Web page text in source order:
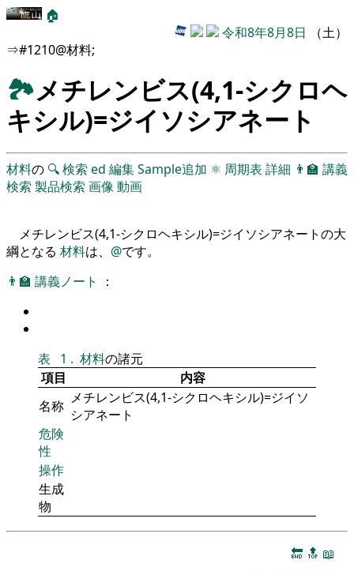
🏠
令和8年8月8日 （土）
⇒#1210@材料;
🏞メチレンビス(4,1-シクロヘ
キシル)=ジイソシアネート
材料の 🔍検索 ed 編集Sample追加 ⚛ 周期表 詳細 👨‍🏫 講義
検索 製品検索 画像動画
メチレンビス(4,1-シクロヘキシル)=ジイソシアネートの大
綱となる 材料は、 @です。
👨‍🏫 講義ノート ：
表 1 . 材料の諸元
項目
内容
名称 メチレンビス(4,1-シクロヘキシル)=ジイソ
シアネート
危険
性
操作
生成
物
🔚 🔝 📖